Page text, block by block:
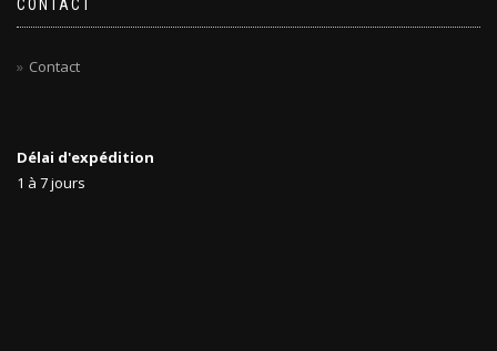
CONTACT
Contact
Délai d'expédition
1 à 7 jours